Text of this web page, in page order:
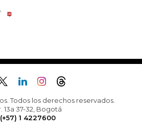
Todos los derechos reservados.
13a 37-32, Bogotá
(+57) 1 4227600